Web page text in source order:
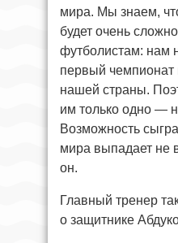
мира. Мы знаем,
будет очень
футболистам: нам
первый чемпионат
нашей страны.
им только одно —
Возможность
мира выпадает не
он.
Главный тренер
о защитнике